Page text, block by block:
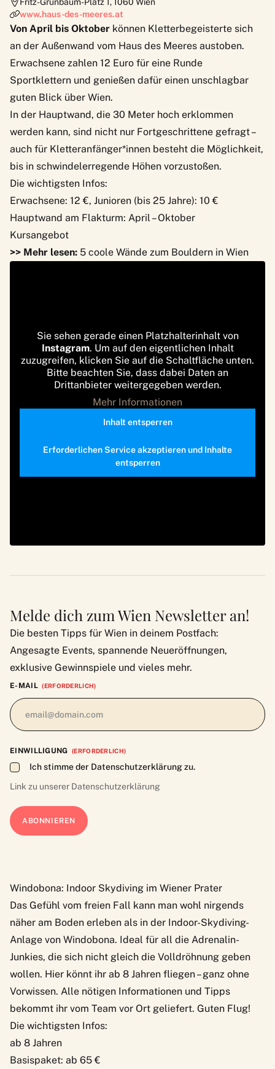
www.haus-des-meeres.at
Von April bis Oktober können Kletterbegeisterte sich
an der Außenwand vom Haus des Meeres austoben.
Erwachsene zahlen 12 Euro für eine Runde
Sportklettern und genießen dafür einen unschlagbar
guten Blick über Wien.
In der Hauptwand, die 30 Meter hoch erklommen
werden kann, sind nicht nur Fortgeschrittene gefragt –
auch für Kletteranfänger*innen besteht die Möglichkeit,
bis in schwindelerregende Höhen vorzustoßen.
Die wichtigsten Infos:
Erwachsene: 12 €, Junioren (bis 25 Jahre): 10 €
Hauptwand am Flakturm: April – Oktober
Kursangebot
>> Mehr lesen: 5 coole Wände zum Bouldern in Wien
Sie sehen gerade einen Platzhalterinhalt von
Instagram. Um auf den eigentlichen Inhalt
zuzugreifen, klicken Sie auf die Schaltfläche unten.
Bitte beachten Sie, dass dabei Daten an
Drittanbieter weitergegeben werden.
Mehr Informationen
Inhalt entsperren
Erforderlichen Service akzeptieren und Inhalte
entsperren
Melde dich zum Wien Newsletter an!
Die besten Tipps für Wien in deinem Postfach:
Angesagte Events, spannende Neueröffnungen,
exklusive Gewinnspiele und vieles mehr.
E-MAIL (ERFORDERLICH)
EINWILLIGUNG (ERFORDERLICH)
Ich stimme der Datenschutzerklärung zu.
Link zu unserer Datenschutzerklärung
Windobona: Indoor Skydiving im Wiener Prater
Das Gefühl vom freien Fall kann man wohl nirgends
näher am Boden erleben als in der Indoor-Skydiving-
Anlage von Windobona. Ideal für all die Adrenalin-
Junkies, die sich nicht gleich die Volldröhnung geben
wollen. Hier könnt ihr ab 8 Jahren fliegen – ganz ohne
Vorwissen. Alle nötigen Informationen und Tipps
bekommt ihr vom Team vor Ort geliefert. Guten Flug!
Die wichtigsten Infos:
ab 8 Jahren
Basispaket: ab 65 €